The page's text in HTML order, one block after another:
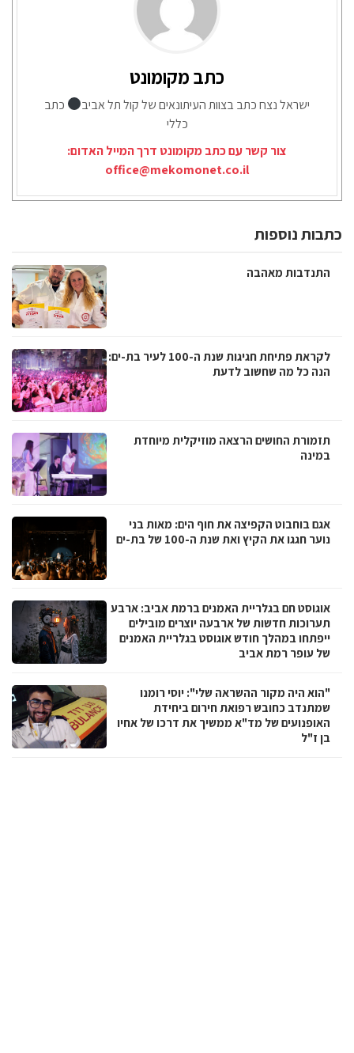
כתב מקומונט
ישראל נצח כתב בצוות העיתונאים של קול תל אביב
כתב
כללי
צור קשר עם כתב מקומונט דרך המייל האדום:
office@mekomonet.co.il
כתבות נוספות
התנדבות מאהבה
לקראת פתיחת חגיגות שנת ה-100 לעיר בת-ים:
הנה כל מה שחשוב לדעת
תזמורת החושים הרצאה מוזיקלית מיוחדת
במינה
אגם בוחבוט הקפיצה את חוף הים: מאות בני
נוער חגגו את הקיץ ואת שנת ה-100 של בת-ים
אוגוסט חם בגלריית האמנים ברמת אביב: ארבע
תערוכות חדשות של ארבעה יוצרים מובילים
ייפתחו במהלך חודש אוגוסט בגלריית האמנים
של עופר רמת אביב
"הוא היה מקור ההשראה שלי": יוסי רומנו
שמתנדב כחובש רפואת חירום ביחידת
האופנועים של מד"א ממשיך את דרכו של אחיו
בן ז"ל